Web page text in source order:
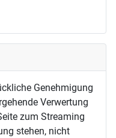
Genehmigung
Verwertung
zum Streaming
stehen, nicht